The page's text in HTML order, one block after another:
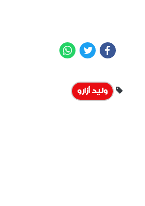
Facebook
Twitter
وليد أزارو